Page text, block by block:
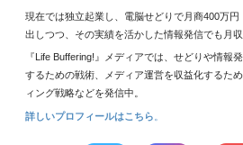
現在では独立起業し、電脳せどりで月商400万
出しつつ、その実績を活かした情報発信でも月収
『Life Buffering!』メディアでは、せどりや情報
するための戦術、メディア運営を収益化するた
ィング戦略などを発信中。
詳しいプロフィールはこちら